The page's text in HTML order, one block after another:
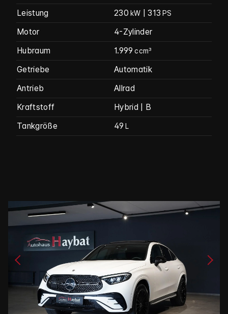
Leistung 230 kW | 313 PS
Motor
4-Zylinder
Hubraum
1.999 ccm³
Getriebe
Automatik
Antrieb
Allrad
Kraftstoff
Hybrid | B
Tankgröße
49 L